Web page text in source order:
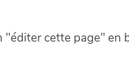
cette page" en